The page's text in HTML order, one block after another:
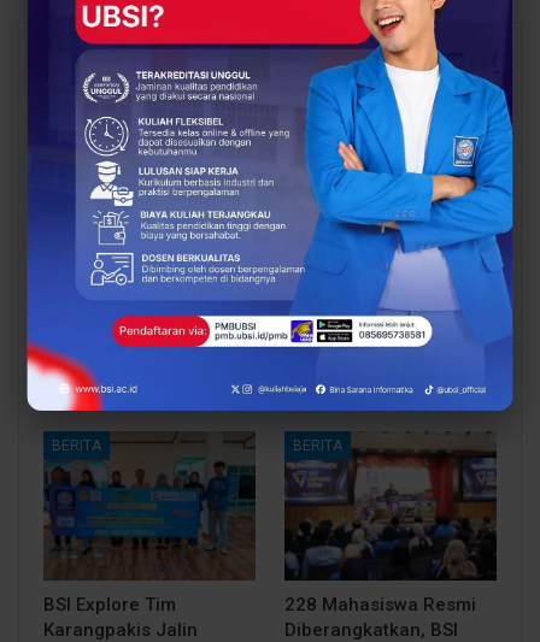
All
You Might Also Like
BERITA
Lapangan Dampingi
Keberangkatan
Mahasiswa UBSI Solo ke
Posko BSI…
BERITA
Dosen Pembimbing
Lapangan Dampingi
Keberangkatan
Posko BSI…
BERITA
BSI Explore Tim
Karangpakis Jalin
BERITA
228 Mahasiswa Resmi
Diberangkatkan, BSI